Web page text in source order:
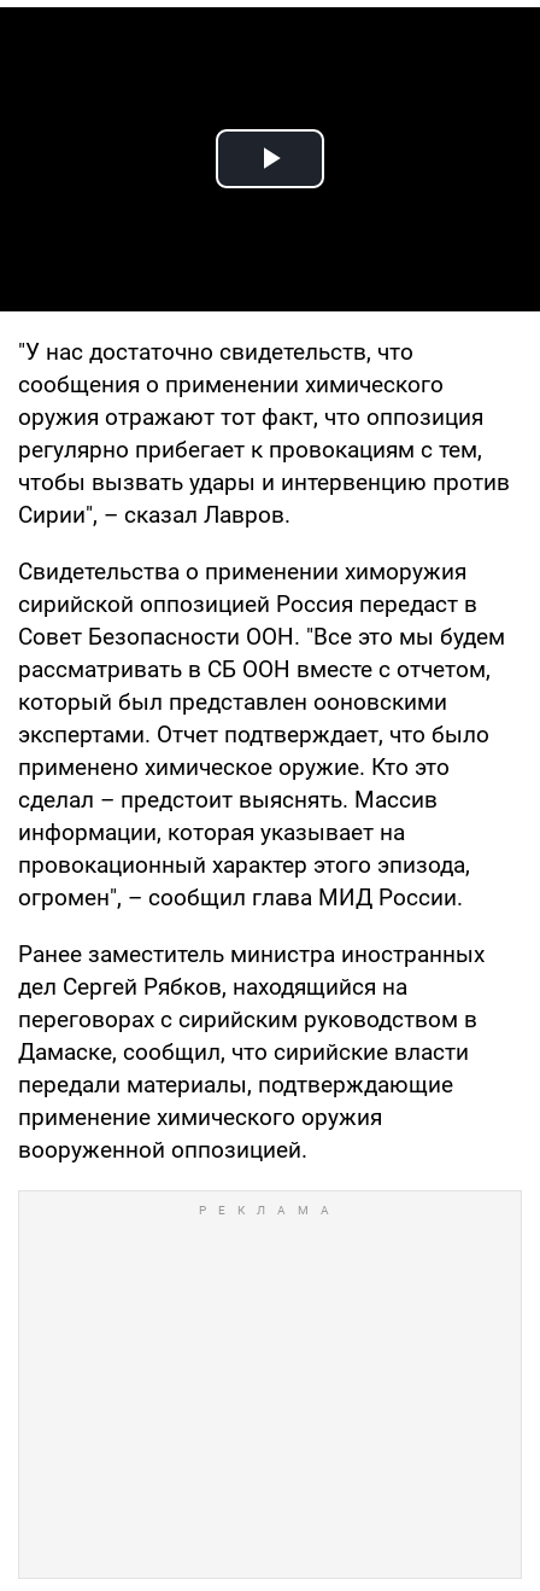
Play Video
"У нас достаточно свидетельств, что
сообщения о применении химического
оружия отражают тот факт, что оппозиция
регулярно прибегает к провокациям с тем,
чтобы вызвать удары и интервенцию против
Сирии", – сказал Лавров.
Свидетельства о применении химоружия
сирийской оппозицией Россия передаст в
Совет Безопасности ООН. "Все это мы будем
рассматривать в СБ ООН вместе с отчетом,
который был представлен ооновскими
экспертами. Отчет подтверждает, что было
применено химическое оружие. Кто это
сделал – предстоит выяснять. Массив
информации, которая указывает на
провокационный характер этого эпизода,
огромен", – сообщил глава МИД России.
Ранее заместитель министра иностранных
дел Сергей Рябков, находящийся на
переговорах с сирийским руководством в
Дамаске, сообщил, что сирийские власти
передали материалы, подтверждающие
применение химического оружия
вооруженной оппозицией.